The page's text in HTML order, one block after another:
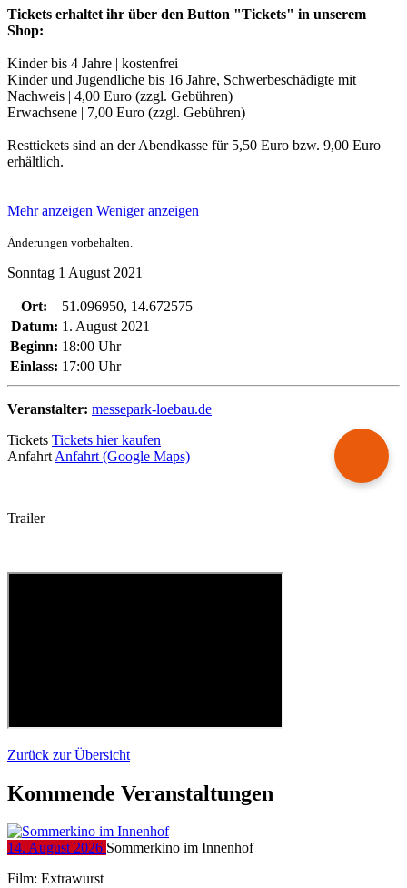
Tickets erhaltet ihr über den Button "Tickets" in unserem
Shop:
Kinder bis 4 Jahre | kostenfrei
Kinder und Jugendliche bis 16 Jahre, Schwerbeschädigte mit
Nachweis | 4,00 Euro (zzgl. Gebühren)
Erwachsene | 7,00 Euro (zzgl. Gebühren)
Resttickets sind an der Abendkasse für 5,50 Euro bzw. 9,00 Euro
erhältlich.
Mehr anzeigen Weniger anzeigen
Änderungen vorbehalten.
Sonntag 1 August 2021
Ort:
51.096950, 14.672575
Datum: 1. August 2021
Beginn: 18:00 Uhr
Einlass: 17:00 Uhr
Veranstalter: messepark-loebau.de
Tickets Tickets hier kaufen
Anfahrt Anfahrt (Google Maps)
Trailer
Zurück zur Übersicht
Kommende Veranstaltungen
14. August 2026 Sommerkino im Innenhof
Film: Extrawurst